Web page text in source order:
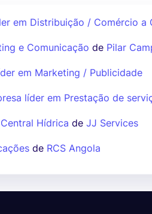
em Distribuição / Comércio a
e Comunicação de Pilar
em Marketing / Publicidade
líder em Prestação de
Hídrica de JJ Services
de RCS Angola